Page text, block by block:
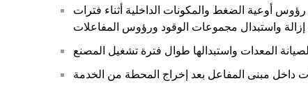
أوعية الضغط والمكونات الداخلية أثناء فترات